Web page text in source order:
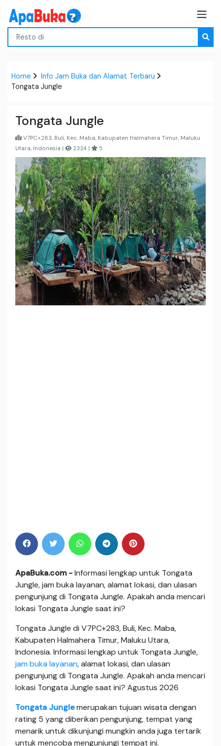
Home
Info Jam Buka dan Alamat Terbaru
Tongata Jungle
Tongata Jungle
V7PC+283, Buli, Kec. Maba, Kabupaten Halmahera Timur, Maluku
Utara, Indonesia |
2324 | 5
ApaBuka.com -Informasi lengkap untuk Tongata
Jungle, jam buka layanan, alamat lokasi, dan ulasan
pengunjung di Tongata Jungle. Apakah anda mencari
lokasi Tongata Jungle saat ini?
Tongata Jungle di V7PC+283, Buli, Kec. Maba,
Kabupaten Halmahera Timur, Maluku Utara,
Indonesia. Informasi lengkap untuk Tongata Jungle,
jam buka layanan, alamat lokasi, dan ulasan
pengunjung di Tongata Jungle. Apakah anda mencari
lokasi Tongata Jungle saat ini? Agustus 2026
Tongata Junglemerupakan tujuan wisata dengan
rating 5 yang diberikan pengunjung, tempat yang
menarik untuk dikunjungi mungkin anda juga tertarik
untuk mencoba mengunjungi tempat ini.